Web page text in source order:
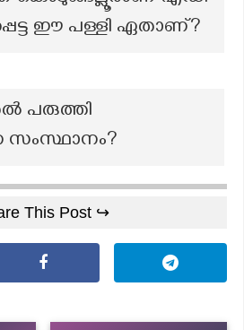
ഈ പള്ളി ഏതാണ്?
പരുത്തി
സംസ്ഥാനം?
This Post ↪